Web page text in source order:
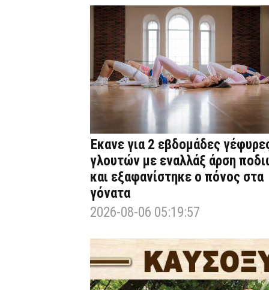
Έκανε για 2 εβδομάδες
γλουτών με εναλλάξ άρση
και εξαφανίστηκε ο πόνος στα
γόνατα
2026-08-06 05:19:57